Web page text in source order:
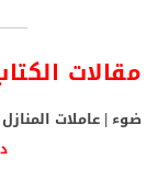
مقالات
ضوء | عاملات المنازل